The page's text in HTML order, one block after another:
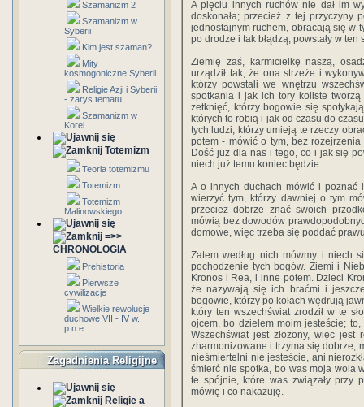
Szamanizm 2
Szamanizm w
Syberii
Kim jest szaman?
Mity
kosmogoniczne Syberii
Religie Azji i Syberii
- zarys tematu
Szamanizm w
Korei
Totemizm
Teoria totemizmu
Totemizm
Totemizm
Malinowskiego
=>>
CHRONOLOGIA
Prehistoria
Pierwsze
cywilizacje
Wielkie rewolucje
duchowe VII - IV w.
p.n.e
Zagadnienia Religijne
Religie a
A pięciu innych ruchów nie dał im
doskonała; przecież z tej przyczyny
jednostajnym ruchem, obracają się w
po drodze i tak błądzą, powstały w
Ziemię zaś, karmicielkę naszą,
urządził tak, że ona strzeże i
którzy powstali we wnętrzu
spotkania i jak ich tory koliste
zetknięć, którzy bogowie się
których to robią i jak od czasu do
tych ludzi, którzy umieją te rzeczy
potem - mówić o tym, bez
Dość już dla nas i tego, co i jak się
niech już temu koniec będzie.
A o innych duchach mówić i poznać
wierzyć tym, którzy dawniej o tym
przecież dobrze znać swoich
mówią bez dowodów
domowe, więc trzeba się poddać
Zatem według nich mówmy i niech
pochodzenie tych bogów. Ziemi i
Kronos i Rea, i inne potem. Dzieci
że nazywają się ich braćmi i
bogowie, którzy po kołach wędrują
który ten wszechświat zrodził w te
ojcem, bo dziełem moim jesteście;
Wszechświat jest złożony, więc jest
zharmonizowane i trzyma się dobrze,
nieśmiertelni nie jesteście, ani
śmierć nie spotka, bo was moja wola
te spójnie, które was związały przy
mówię i co nakazuję.